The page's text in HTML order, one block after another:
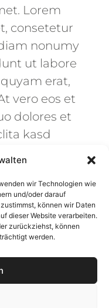
wir Technologien wie
und/oder darauf
können wir Daten
dieser Website verarbeiten.
zurückziehst, können
werden.
Lorem
consetetur
nonumy
ut labore
erat,
vero eos et
dolores et
kasd
dolor sit
sit amet,
elitr, sed
tempor
et dolore
sed diam
et accusam
ea rebum.